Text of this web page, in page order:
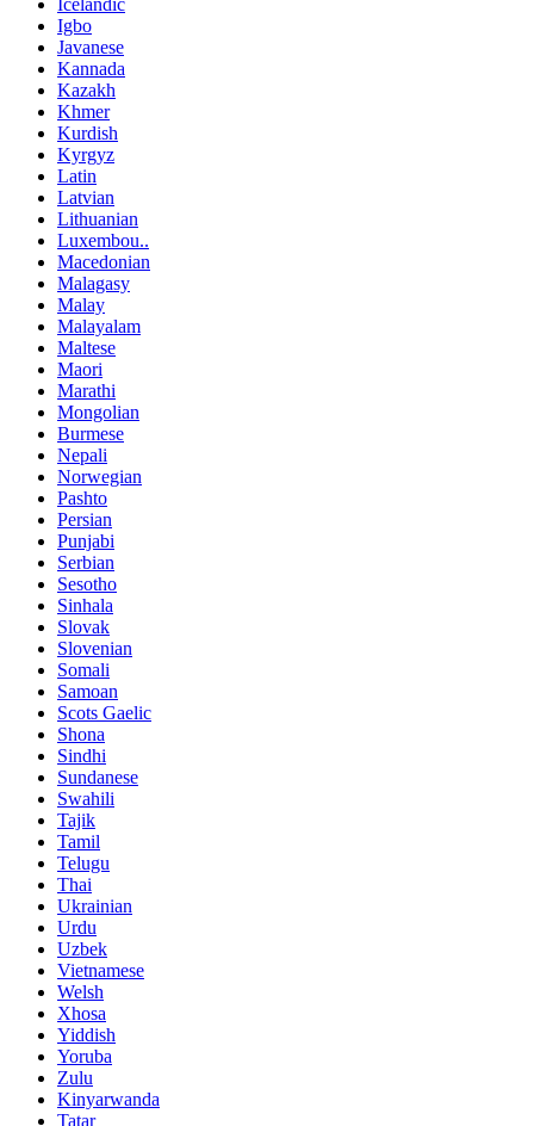
Igbo
Javanese
Kannada
Kazakh
Khmer
Kurdish
Kyrgyz
Latin
Latvian
Lithuanian
Luxembou..
Macedonian
Malagasy
Malay
Malayalam
Maltese
Maori
Marathi
Mongolian
Burmese
Nepali
Norwegian
Pashto
Persian
Punjabi
Serbian
Sesotho
Sinhala
Slovak
Slovenian
Somali
Samoan
Scots Gaelic
Shona
Sindhi
Sundanese
Swahili
Tajik
Tamil
Telugu
Thai
Ukrainian
Urdu
Uzbek
Vietnamese
Welsh
Xhosa
Yiddish
Yoruba
Zulu
Kinyarwanda
Tatar